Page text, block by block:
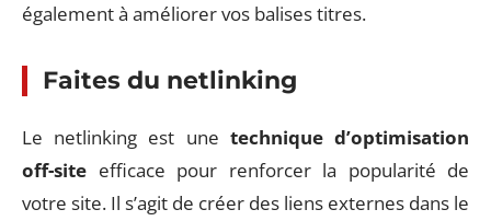
également à améliorer vos balises titres.
Faites du netlinking
Le netlinking est une technique d’optimisation
off-site efficace pour renforcer la popularité de
votre site. Il s’agit de créer des liens externes dans le